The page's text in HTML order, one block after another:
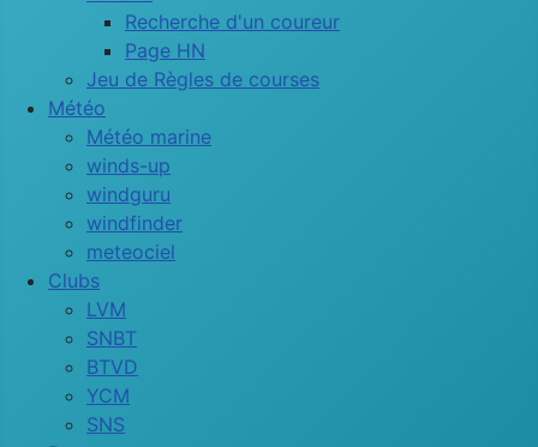
Recherche d'un coureur
Page HN
Jeu de Règles de courses
Météo
Météo marine
winds-up
windguru
windfinder
meteociel
Clubs
LVM
SNBT
BTVD
YCM
SNS